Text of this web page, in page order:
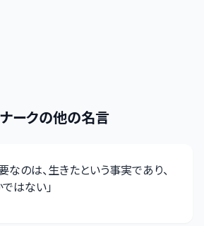
ークの他の名言
のは、生きたという事実であり、
はない」